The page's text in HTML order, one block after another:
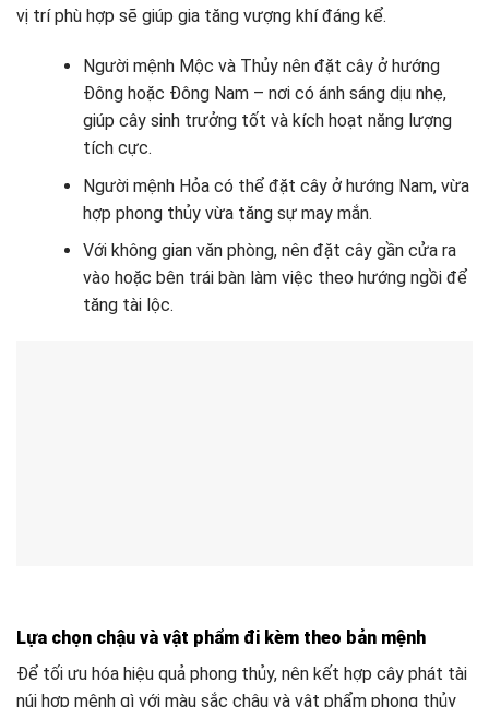
vị trí phù hợp sẽ giúp gia tăng vượng khí đáng kể.
Người mệnh Mộc và Thủy nên đặt cây ở hướng
Đông hoặc Đông Nam – nơi có ánh sáng dịu nhẹ,
giúp cây sinh trưởng tốt và kích hoạt năng lượng
tích cực.
Người mệnh Hỏa có thể đặt cây ở hướng Nam, vừa
hợp phong thủy vừa tăng sự may mắn.
Với không gian văn phòng, nên đặt cây gần cửa ra
vào hoặc bên trái bàn làm việc theo hướng ngồi để
tăng tài lộc.
Lựa chọn chậu và vật phẩm đi kèm theo bản mệnh
Để tối ưu hóa hiệu quả phong thủy, nên kết hợp cây phát tài
núi hợp mệnh gì với màu sắc chậu và vật phẩm phong thủy